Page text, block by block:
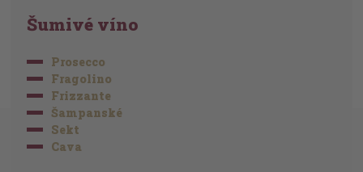
Šumivé víno
Prosecco
Fragolino
Frizzante
Šampanské
Sekt
Cava